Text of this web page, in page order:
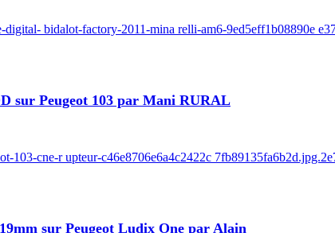
bidalot-factory-2011-mina relli-am6-9ed5eff1b08890e
sur Peugeot 103 par Mani RURAL
103-cne-r upteur-c46e8706e6a4c2422c
sur Peugeot Ludix One par Alain